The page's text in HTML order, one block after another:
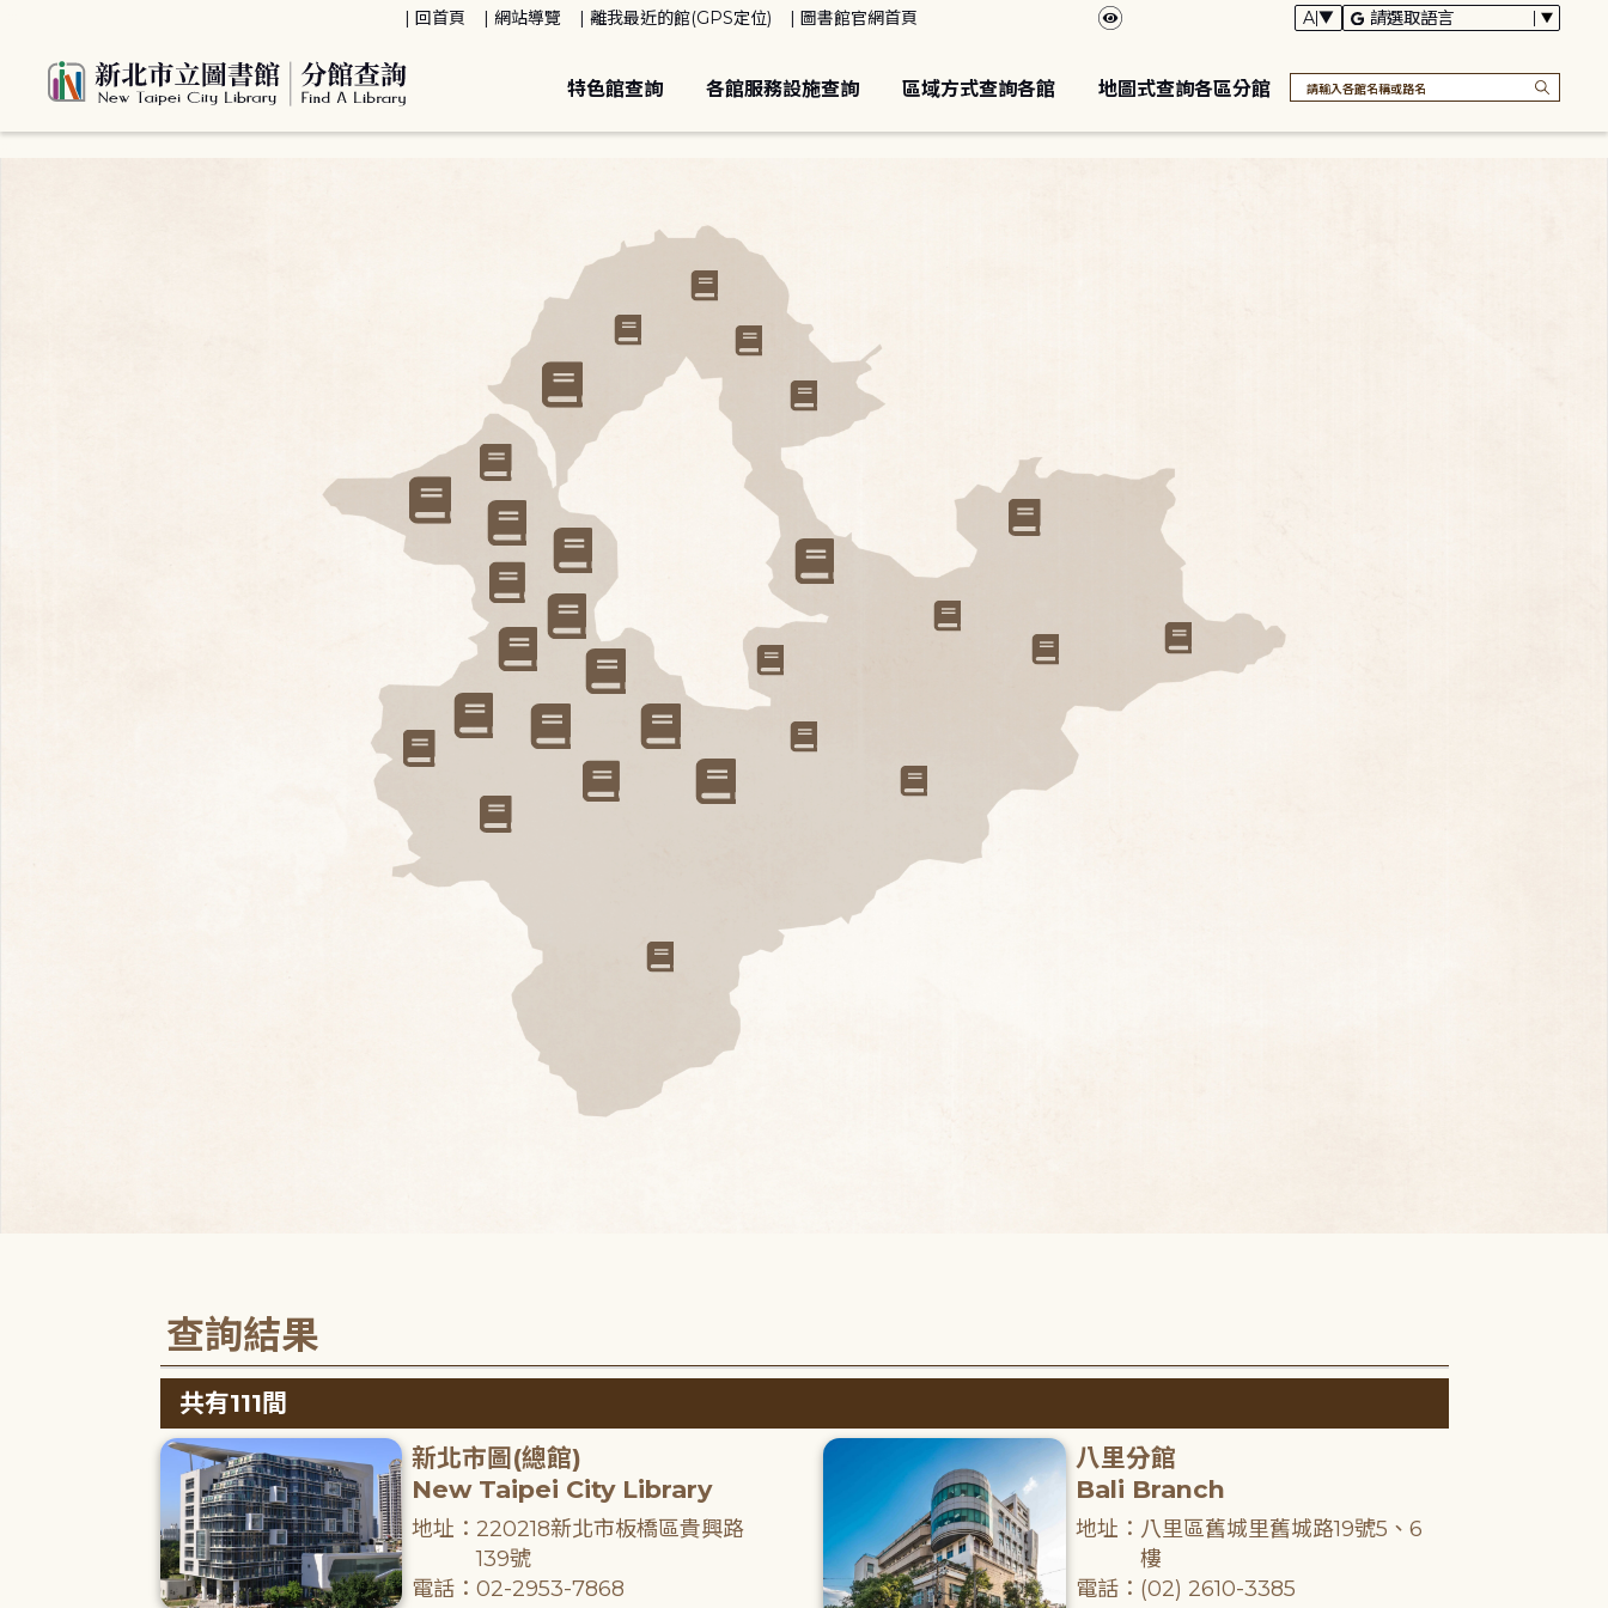
回首頁 網站導覽 離我最近的館(GPS定位) 圖書館官網首頁
特色館查詢 各館服務設施查詢 區域方式查詢各館 地圖式查詢各區分館
查詢結果
共有111間
新北市圖(總館)
New Taipei City Library
地址：220218新北市板橋區貴興路
139號
電話：02-2953-7868
八里分館
Bali Branch
地址：八里區舊城里舊城路19號5、6
樓
電話：(02) 2610-3385